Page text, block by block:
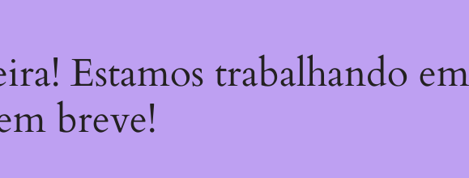
Estamos trabalhando
breve!